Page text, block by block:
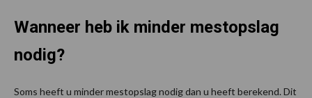
Wanneer heb ik minder mestopslag
nodig?
Soms heeft u minder mestopslag nodig dan u heeft berekend. Dit